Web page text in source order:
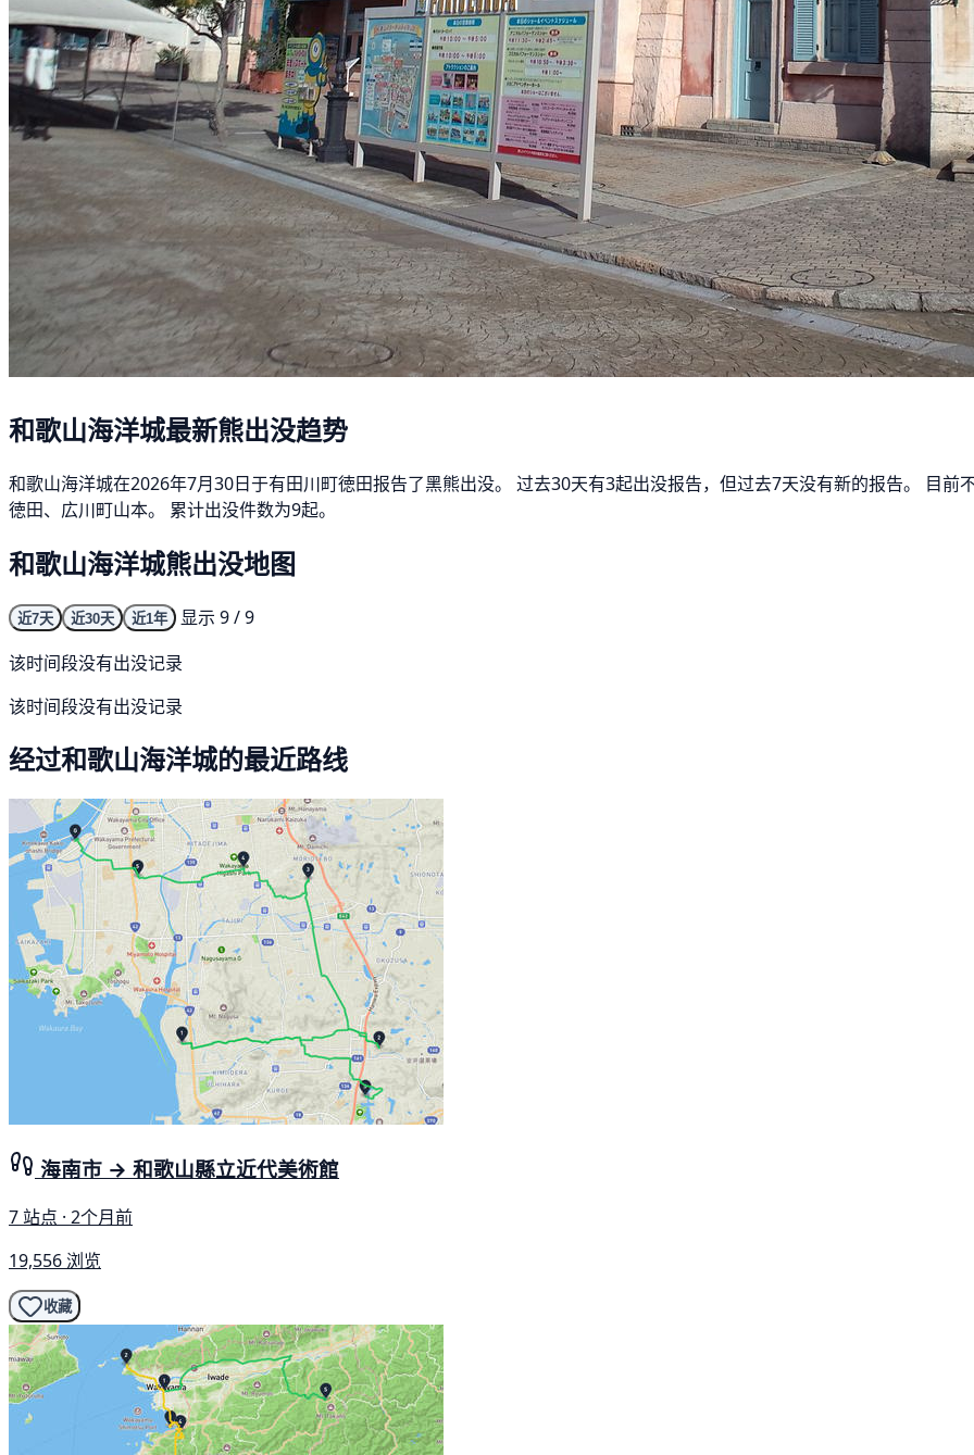
和歌山海洋城最新熊出没趋势
和歌山海洋城在2026年7月30日于有田川町徳田报告了黑熊出没。 过去30天有3起出没报告，但过去7天没有新的报告。 目
徳田、広川町山本。 累计出没件数为9起。
和歌山海洋城熊出没地图
近7天 近30天 近1年
显示 9 / 9
该时间段没有出没记录
该时间段没有出没记录
经过和歌山海洋城的最近路线
海南市 → 和歌山縣立近代美術館
7 站点 · 2个月前
19,556 浏览
收藏